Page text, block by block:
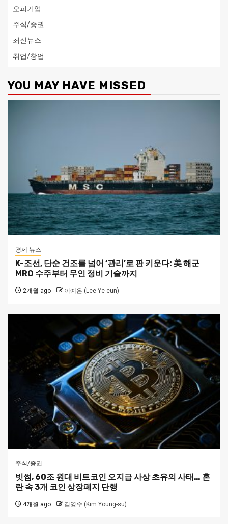
오피기업
주식/증권
최신뉴스
취업/창업
YOU MAY HAVE MISSED
경제 뉴스
K-조선, 단순 건조를 넘어 ‘관리’로 판 키운다: 美 해군
MRO 수주부터 무인 정비 기술까지
2개월 ago 이예은 (Lee Ye-eun)
주식/증권
빗썸, 60조 원대 비트코인 오지급 사상 초유의 사태… 혼
란 속 3개 코인 상장폐지 단행
4개월 ago 김영수 (Kim Young-su)